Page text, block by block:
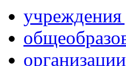
учреждения